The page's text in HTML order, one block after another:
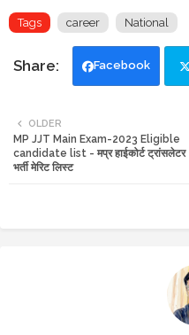
Tags career National
Facebook
tte
OLDER
MP JJT Main Exam-2023 Eligible
candidate list - मप्र हाईकोर्ट ट्रांसलेटर
भर्ती मेरिट लिस्ट